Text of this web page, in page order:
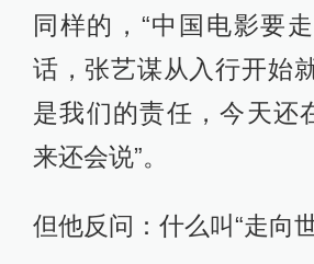
同样的，“中国电影要
话，张艺谋从入行开始
是我们的责任，今天还
来还会说”。
但他反问：什么叫“走向